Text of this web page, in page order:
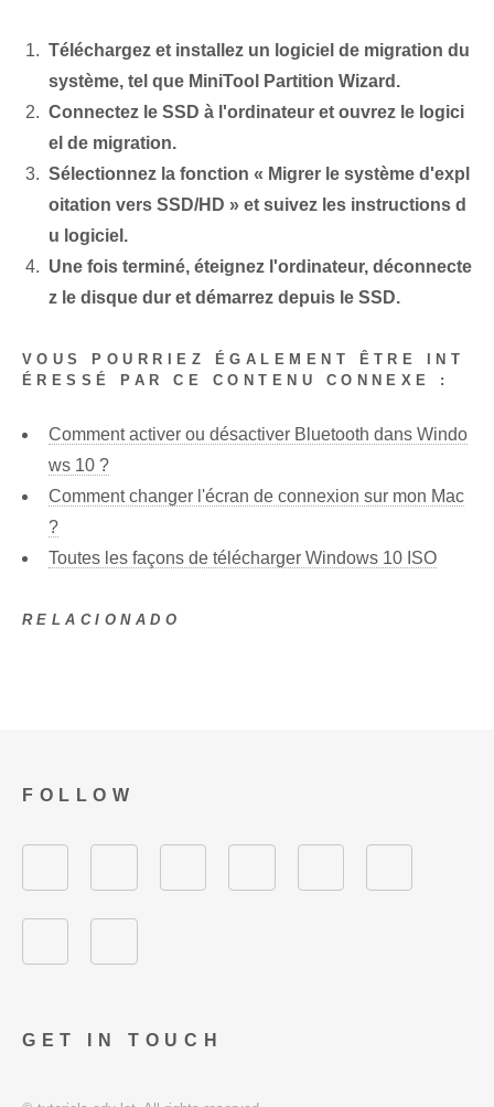
Téléchargez et installez un logiciel de migration du
système, tel que MiniTool Partition Wizard.
Connectez le SSD à l'ordinateur et ouvrez le logici
el de migration.
Sélectionnez la fonction « Migrer le système d'expl
oitation vers SSD/HD » et suivez les instructions d
u logiciel.
Une fois terminé, éteignez l'ordinateur, déconnecte
z le disque dur et démarrez depuis le SSD.
VOUS POURRIEZ ÉGALEMENT ÊTRE INT
ÉRESSÉ PAR CE CONTENU CONNEXE :
Comment activer ou désactiver Bluetooth dans Windo
ws 10 ?
Comment changer l'écran de connexion sur mon Mac
?
Toutes les façons de télécharger Windows 10 ISO
RELACIONADO
GET IN TOUCH
FOLLOW